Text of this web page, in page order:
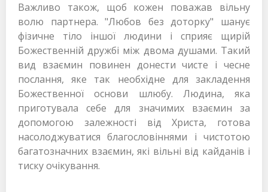
Важливо також, щоб кожен поважав вільну
волю партнера. "Любов без доторку" шанує
фізичне тіло іншої людини і сприяє щирій
Божественній дружбі між двома душами. Такий
вид взаємин повинен донести чисте і чесне
послання, яке так необхідне для закладення
Божественної основи шлюбу. Людина, яка
приготувала себе для значимих взаємин за
допомогою залежності від Христа, готова
насолоджуватися благословіннями і чистотою
багатозначних взаємин, які вільні від кайданів і
тиску очікування.